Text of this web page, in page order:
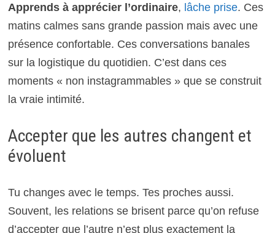
Apprends à apprécier l’ordinaire, lâche prise. Ces
matins calmes sans grande passion mais avec une
présence confortable. Ces conversations banales
sur la logistique du quotidien. C’est dans ces
moments « non instagrammables » que se construit
la vraie intimité.
Accepter que les autres changent et
évoluent
Tu changes avec le temps. Tes proches aussi.
Souvent, les relations se brisent parce qu’on refuse
d’accepter que l’autre n’est plus exactement la